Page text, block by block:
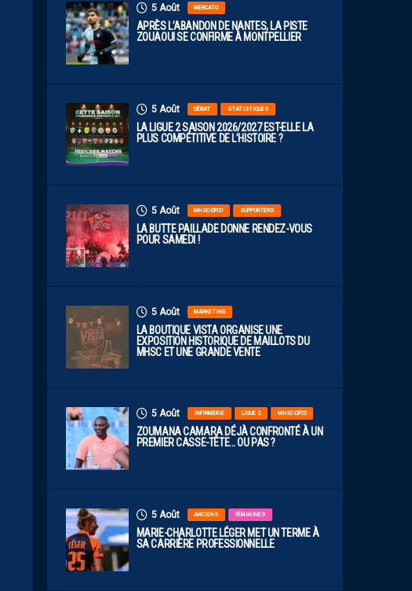
5 Août MERCATO
APRÈS L’ABANDON DE NANTES, LA PISTE
ZOUAOUI SE CONFIRME À MONTPELLIER
5 Août DÉBAT STATISTIQUES
LA LIGUE 2 SAISON 2026/2027 EST-ELLE LA
PLUS COMPÉTITIVE DE L’HISTOIRE ?
5 Août MHSC-DFCO SUPPORTERS
LA BUTTE PAILLADE DONNE RENDEZ-VOUS
POUR SAMEDI !
5 Août MARKETING
LA BOUTIQUE VISTA ORGANISE UNE
EXPOSITION HISTORIQUE DE MAILLOTS DU
MHSC ET UNE GRANDE VENTE
5 Août INFIRMERIE LIGUE 2 MHSC-DFCO
ZOUMANA CAMARA DÉJÀ CONFRONTÉ À UN
PREMIER CASSE-TÊTE… OU PAS ?
5 Août ANCIENS FÉMININES
MARIE-CHARLOTTE LÉGER MET UN TERME À
SA CARRIÈRE PROFESSIONNELLE